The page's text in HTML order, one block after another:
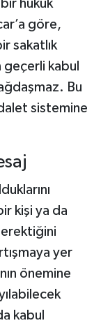
hukuk
göre,
sakatlık
geçerli kabul
Bu
sistemine
kişi ya da
yer
önemine
kabul